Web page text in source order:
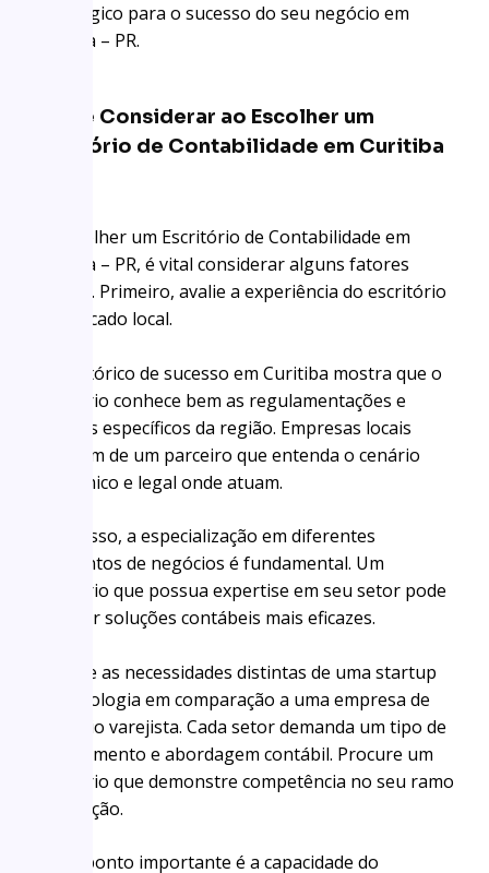
estratégico para o sucesso do seu negócio em
Curitiba – PR.
O Que Considerar ao Escolher um
Escritório de Contabilidade em Curitiba
Ao escolher um Escritório de Contabilidade em
Curitiba – PR, é vital considerar alguns fatores
cruciais. Primeiro, avalie a experiência do escritório
no mercado local.
Um histórico de sucesso em Curitiba mostra que o
escritório conhece bem as regulamentações e
desafios específicos da região. Empresas locais
precisam de um parceiro que entenda o cenário
econômico e legal onde atuam.
Além disso, a especialização em diferentes
segmentos de negócios é fundamental. Um
escritório que possua expertise em seu setor pode
oferecer soluções contábeis mais eficazes.
Imagine as necessidades distintas de uma startup
de tecnologia em comparação a uma empresa de
comércio varejista. Cada setor demanda um tipo de
conhecimento e abordagem contábil. Procure um
escritório que demonstre competência no seu ramo
de atuação.
Outro ponto importante é a capacidade do